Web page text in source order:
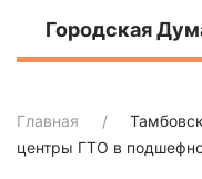
Городская
Главная
центры ГТО в